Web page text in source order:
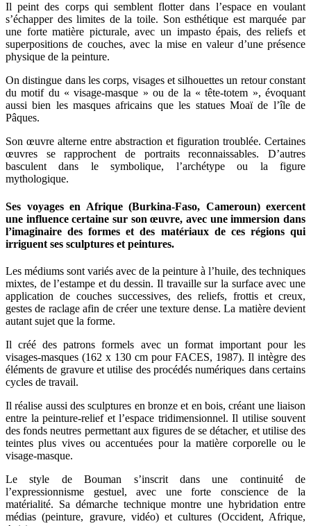
Il peint des corps qui semblent flotter dans l’espace en voulant
s’échapper des limites de la toile. Son esthétique est marquée par
une forte matière picturale, avec un impasto épais, des reliefs et
superpositions de couches, avec la mise en valeur d’une présence
physique de la peinture.
On distingue dans les corps, visages et silhouettes un retour constant
du motif du « visage-masque » ou de la « tête-totem », évoquant
aussi bien les masques africains que les statues Moaï de l’île de
Pâques.
Son œuvre alterne entre abstraction et figuration troublée. Certaines
œuvres se rapprochent de portraits reconnaissables. D’autres
basculent dans le symbolique, l’archétype ou la figure
mythologique.
Ses voyages en Afrique (Burkina-Faso, Cameroun) exercent
une influence certaine sur son œuvre, avec une immersion dans
l’imaginaire des formes et des matériaux de ces régions qui
irriguent ses sculptures et peintures.
Les médiums sont variés avec de la peinture à l’huile, des techniques
mixtes, de l’estampe et du dessin. Il travaille sur la surface avec une
application de couches successives, des reliefs, frottis et creux,
gestes de raclage afin de créer une texture dense. La matière devient
autant sujet que la forme.
Il créé des patrons formels avec un format important pour les
visages-masques (162 x 130 cm pour FACES, 1987). Il intègre des
éléments de gravure et utilise des procédés numériques dans certains
cycles de travail.
Il réalise aussi des sculptures en bronze et en bois, créant une liaison
entre la peinture-relief et l’espace tridimensionnel. Il utilise souvent
des fonds neutres permettant aux figures de se détacher, et utilise des
teintes plus vives ou accentuées pour la matière corporelle ou le
visage-masque.
Le style de Bouman s’inscrit dans une continuité de
l’expressionnisme gestuel, avec une forte conscience de la
matérialité. Sa démarche technique montre une hybridation entre
médias (peinture, gravure, vidéo) et cultures (Occident, Afrique,